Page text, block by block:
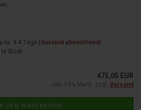
ca. 3-4 Tage (Ausland abweichend)
je Stück
475,05 EUR
inkl. 19% MwSt. zzgl. Versand
DEN WARENKORB